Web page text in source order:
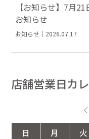
【お知らせ】7月
お知らせ
お知らせ｜2026.07.17
店舗営業日カ
日 月 火